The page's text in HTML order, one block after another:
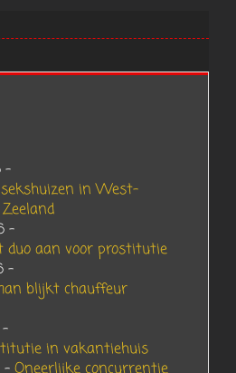
in West-
–
duo aan voor prostitutie
–
blijkt chauffeur
in vakantiehuis